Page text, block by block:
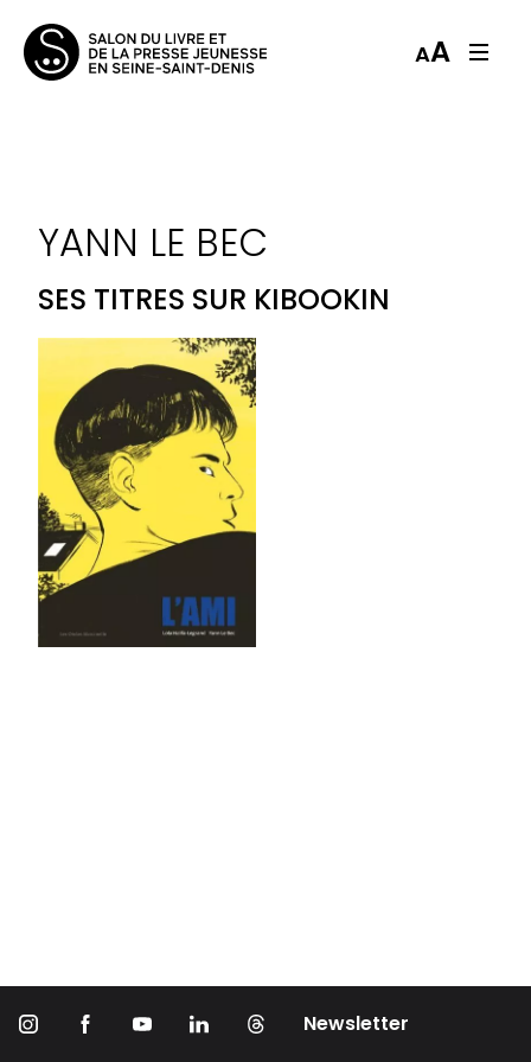
AA
YANN LE BEC
SES TITRES SUR KIBOOKIN
Newsletter